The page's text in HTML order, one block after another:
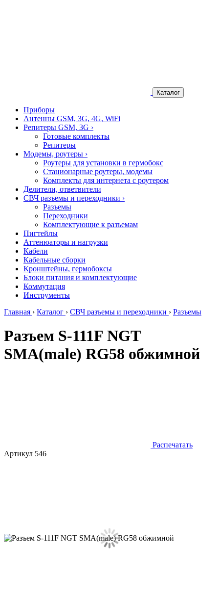
Каталог
Приборы
Антенны GSM, 3G, 4G, WiFi
Репитеры GSM, 3G ›
Готовые комплекты
Репитеры
Модемы, роутеры ›
Роутеры для установки в гермобокс
Стационарные роутеры, модемы
Комплекты для интернета с роутером
Делители, ответвители
СВЧ разъемы и переходники ›
Разъемы
Переходники
Комплектующие к разъемам
Пигтейлы
Аттенюаторы и нагрузки
Кабели
Кабельные сборки
Кронштейны, гермобоксы
Блоки питания и комплектующие
Коммутация
Инструменты
Главная › Каталог › СВЧ разъемы и переходники › Разъемы
Разъем S-111F NGT
SМА(male) RG58 обжимной
Распечатать
Артикул 546